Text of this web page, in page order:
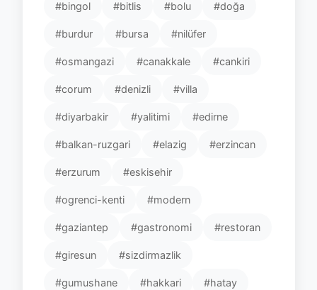
#bingol #bitlis #bolu #doğa
#burdur #bursa #nilüfer
#osmangazi #canakkale #cankiri
#corum #denizli #villa
#diyarbakir #yalitimi #edirne
#balkan-ruzgari #elazig #erzincan
#erzurum #eskisehir
#ogrenci-kenti #modern
#gaziantep #gastronomi #restoran
#giresun #sizdirmazlik
#gumushane #hakkari #hatay